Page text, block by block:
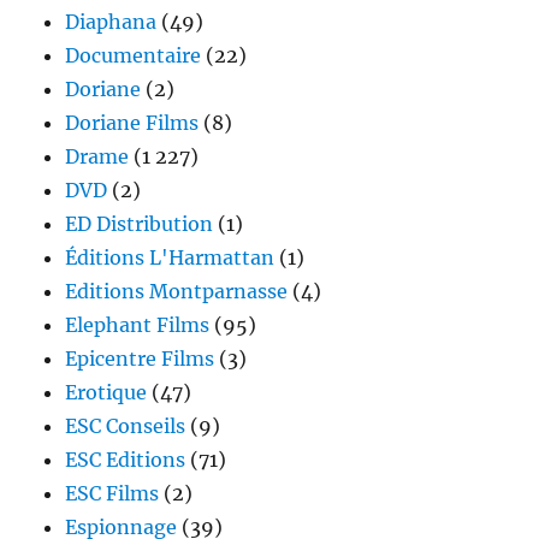
Diaphana (49)
Documentaire (22)
Doriane (2)
Doriane Films (8)
Drame (1 227)
DVD (2)
ED Distribution (1)
Éditions L'Harmattan (1)
Editions Montparnasse (4)
Elephant Films (95)
Epicentre Films (3)
Erotique (47)
ESC Conseils (9)
ESC Editions (71)
ESC Films (2)
Espionnage (39)